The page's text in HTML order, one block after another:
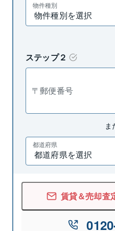
物件種別
ステップ２
〒郵便番号
ま
都道府県
賃貸＆売却査